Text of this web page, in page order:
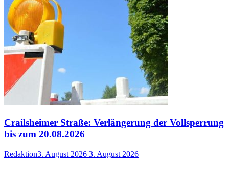
Crailsheimer Straße: Verlängerung der Vollsperrung
bis zum 20.08.2026
Redaktion3. August 2026 3. August 2026